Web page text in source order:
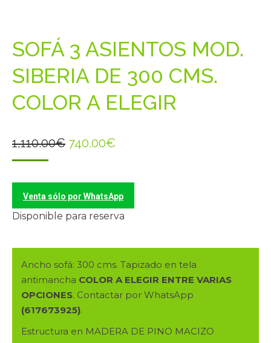
SOFÁ 3 ASIENTOS MOD.
SIBERIA DE 300 CMS.
COLOR A ELEGIR
1,110.00€ El
original
era:
1,110.00€.
740.00€
actual
es:
740.00€.
Venta sólo por WhatsApp
Disponible para reserva
Ancho sofá: 300 cms. Tapizado en tela
antimancha COLOR A ELEGIR ENTRE VARIAS
OPCIONES. Contactar por WhatsApp
(617673925).
Estructura en MADERA DE PINO MACIZO